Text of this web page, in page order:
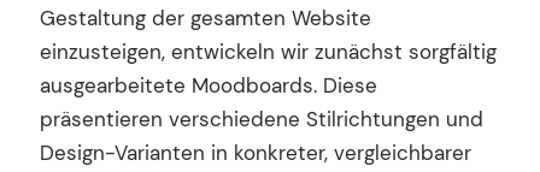
Gestaltung der gesamten Website
einzusteigen, entwickeln wir zunächst sorgfältig
ausgearbeitete Moodboards. Diese
präsentieren verschiedene Stilrichtungen und
Design-Varianten in konkreter, vergleichbarer